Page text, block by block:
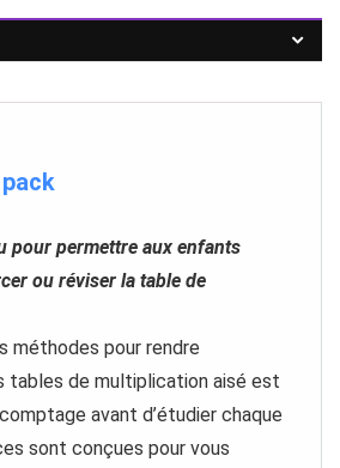
pour permettre aux enfants
ou réviser la table de
méthodes pour rendre
tables de multiplication aisé est
avant d’étudier chaque
sont conçues pour vous